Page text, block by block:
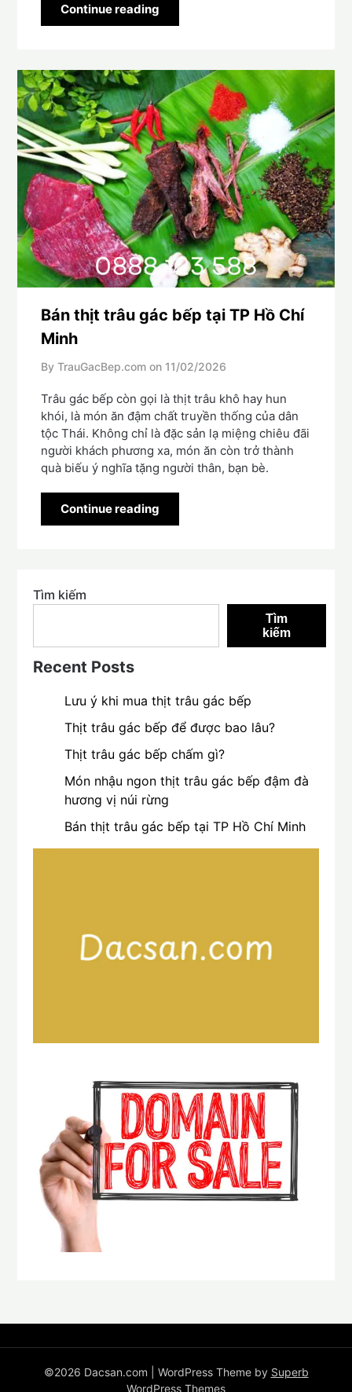
Continue reading
Bán thịt trâu gác bếp tại TP Hồ Chí
Minh
By TrauGacBep.com on 11/02/2026
Trâu gác bếp còn gọi là thịt trâu khô hay hun
khói, là món ăn đậm chất truyền thống của dân
tộc Thái. Không chỉ là đặc sản lạ miệng chiêu đãi
người khách phương xa, món ăn còn trở thành
quà biếu ý nghĩa tặng người thân, bạn bè.
Continue reading
Tìm kiếm
Tìm
kiếm
Recent Posts
Lưu ý khi mua thịt trâu gác bếp
Thịt trâu gác bếp để được bao lâu?
Thịt trâu gác bếp chấm gì?
Món nhậu ngon thịt trâu gác bếp đậm đà
hương vị núi rừng
Bán thịt trâu gác bếp tại TP Hồ Chí Minh
©2026 Dacsan.com | WordPress Theme by Superb
WordPress Themes